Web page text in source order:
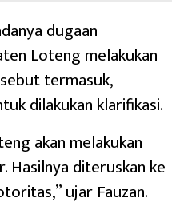
dugaan
Loteng melakukan
termasuk,
dilakukan klarifikasi.
akan melakukan
Hasilnya diteruskan ke
ujar Fauzan.